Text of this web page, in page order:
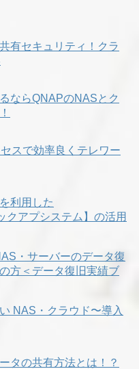
有セキュリティ！クラ
ならQNAPのNASとク
スで効率良くテレワー
利用した
アプシステム】の活用
・サーバーのデータ復
方＜データ復旧実績ブ
NAS・クラウド〜導入
タの共有方法とは！？